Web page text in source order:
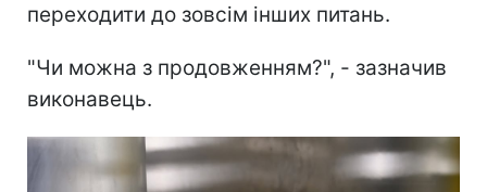
переходити до зовсім інших питань.
"Чи можна з продовженням?", - зазначив
виконавець.